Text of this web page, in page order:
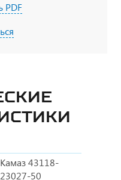
PDF
Камаз 43118-
23027-50